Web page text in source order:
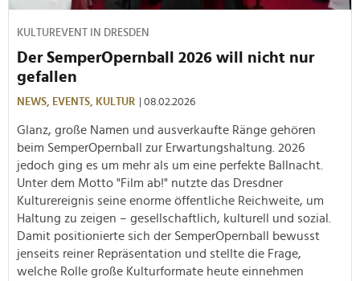
KULTUREVENT IN DRESDEN
Der SemperOpernball 2026 will nicht nur
gefallen
NEWS, EVENTS, KULTUR | 08.02.2026
Glanz, große Namen und ausverkaufte Ränge gehören
beim SemperOpernball zur Erwartungshaltung. 2026
jedoch ging es um mehr als um eine perfekte Ballnacht.
Unter dem Motto "Film ab!" nutzte das Dresdner
Kulturereignis seine enorme öffentliche Reichweite, um
Haltung zu zeigen – gesellschaftlich, kulturell und sozial.
Damit positionierte sich der SemperOpernball bewusst
jenseits reiner Repräsentation und stellte die Frage,
welche Rolle große Kulturformate heute einnehmen